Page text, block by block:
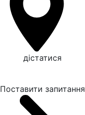
дістатися
Поставити запитання